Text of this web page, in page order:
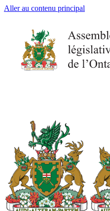
Aller au contenu principal